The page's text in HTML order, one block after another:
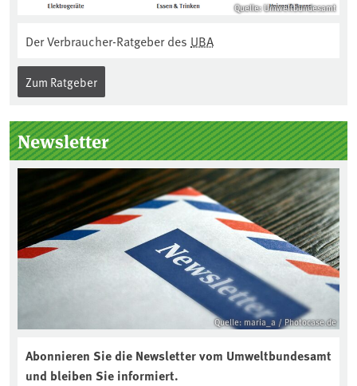
Quelle: Umweltbundesamt
Der Verbraucher-Ratgeber des UBA
Zum Ratgeber
Newsletter
Quelle: maria_a / Photocase.de
Abonnieren Sie die Newsletter vom Umweltbundesamt
und bleiben Sie informiert.